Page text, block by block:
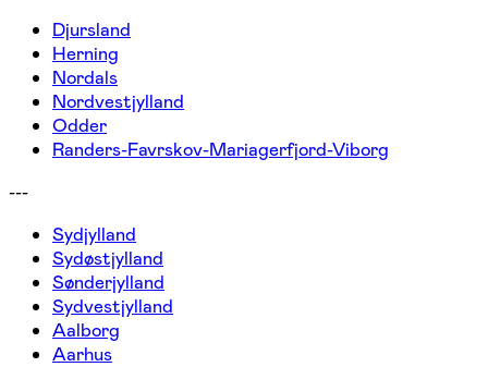
Djursland
Herning
Nordals
Nordvestjylland
Odder
Randers-Favrskov-Mariagerfjord-Viborg
---
Sydjylland
Sydøstjylland
Sønderjylland
Sydvestjylland
Aalborg
Aarhus